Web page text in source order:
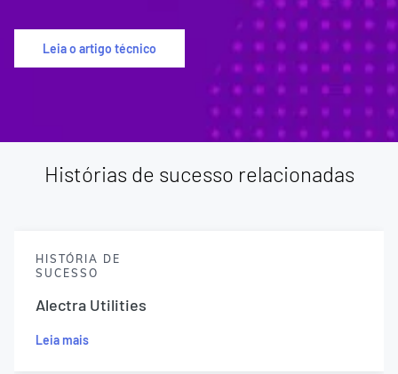
Leia o artigo técnico
Histórias de sucesso relacionadas
HISTÓRIA DE
SUCESSO
Alectra Utilities
Leia mais